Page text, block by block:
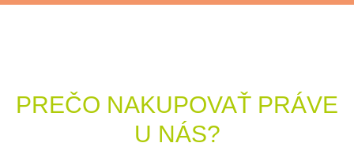
PREČO NAKUPOVAŤ PRÁVE
U NÁS?